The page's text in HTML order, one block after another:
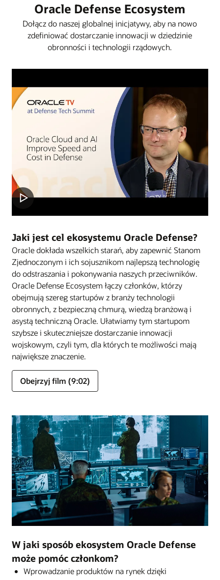
Oracle Defense Ecosystem
Dołącz do naszej globalnej inicjatywy, aby na nowo
zdefiniować dostarczanie innowacji w dziedzinie
obronności i technologii rządowych.
Jaki jest cel ekosystemu Oracle Defense?
Oracle dokłada wszelkich starań, aby zapewnić Stanom
Zjednoczonym i ich sojusznikom najlepszą technologię
do odstraszania i pokonywania naszych przeciwników.
Oracle Defense Ecosystem łączy członków, którzy
obejmują szereg startupów z branży technologii
obronnych, z bezpieczną chmurą, wiedzą branżową i
asystą techniczną Oracle. Ułatwiamy tym startupom
szybsze i skuteczniejsze dostarczanie innowacji
wojskowym, czyli tym, dla których te możliwości mają
największe znaczenie.
Obejrzyj film (9:02)
W jaki sposób ekosystem Oracle Defense
może pomóc członkom?
Wprowadzanie produktów na rynek dzięki